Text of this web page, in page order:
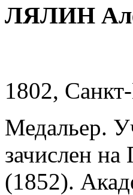
ЛЯЛИН
1802,
Медальер.
зачислен
(1852).